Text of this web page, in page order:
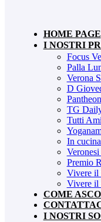
HOME PAGE
I NOSTRI
Focus
Palla
Verona
D
TG
Tutti
In
Premio
Vivere il
Vivere il
COME
I NOSTRI